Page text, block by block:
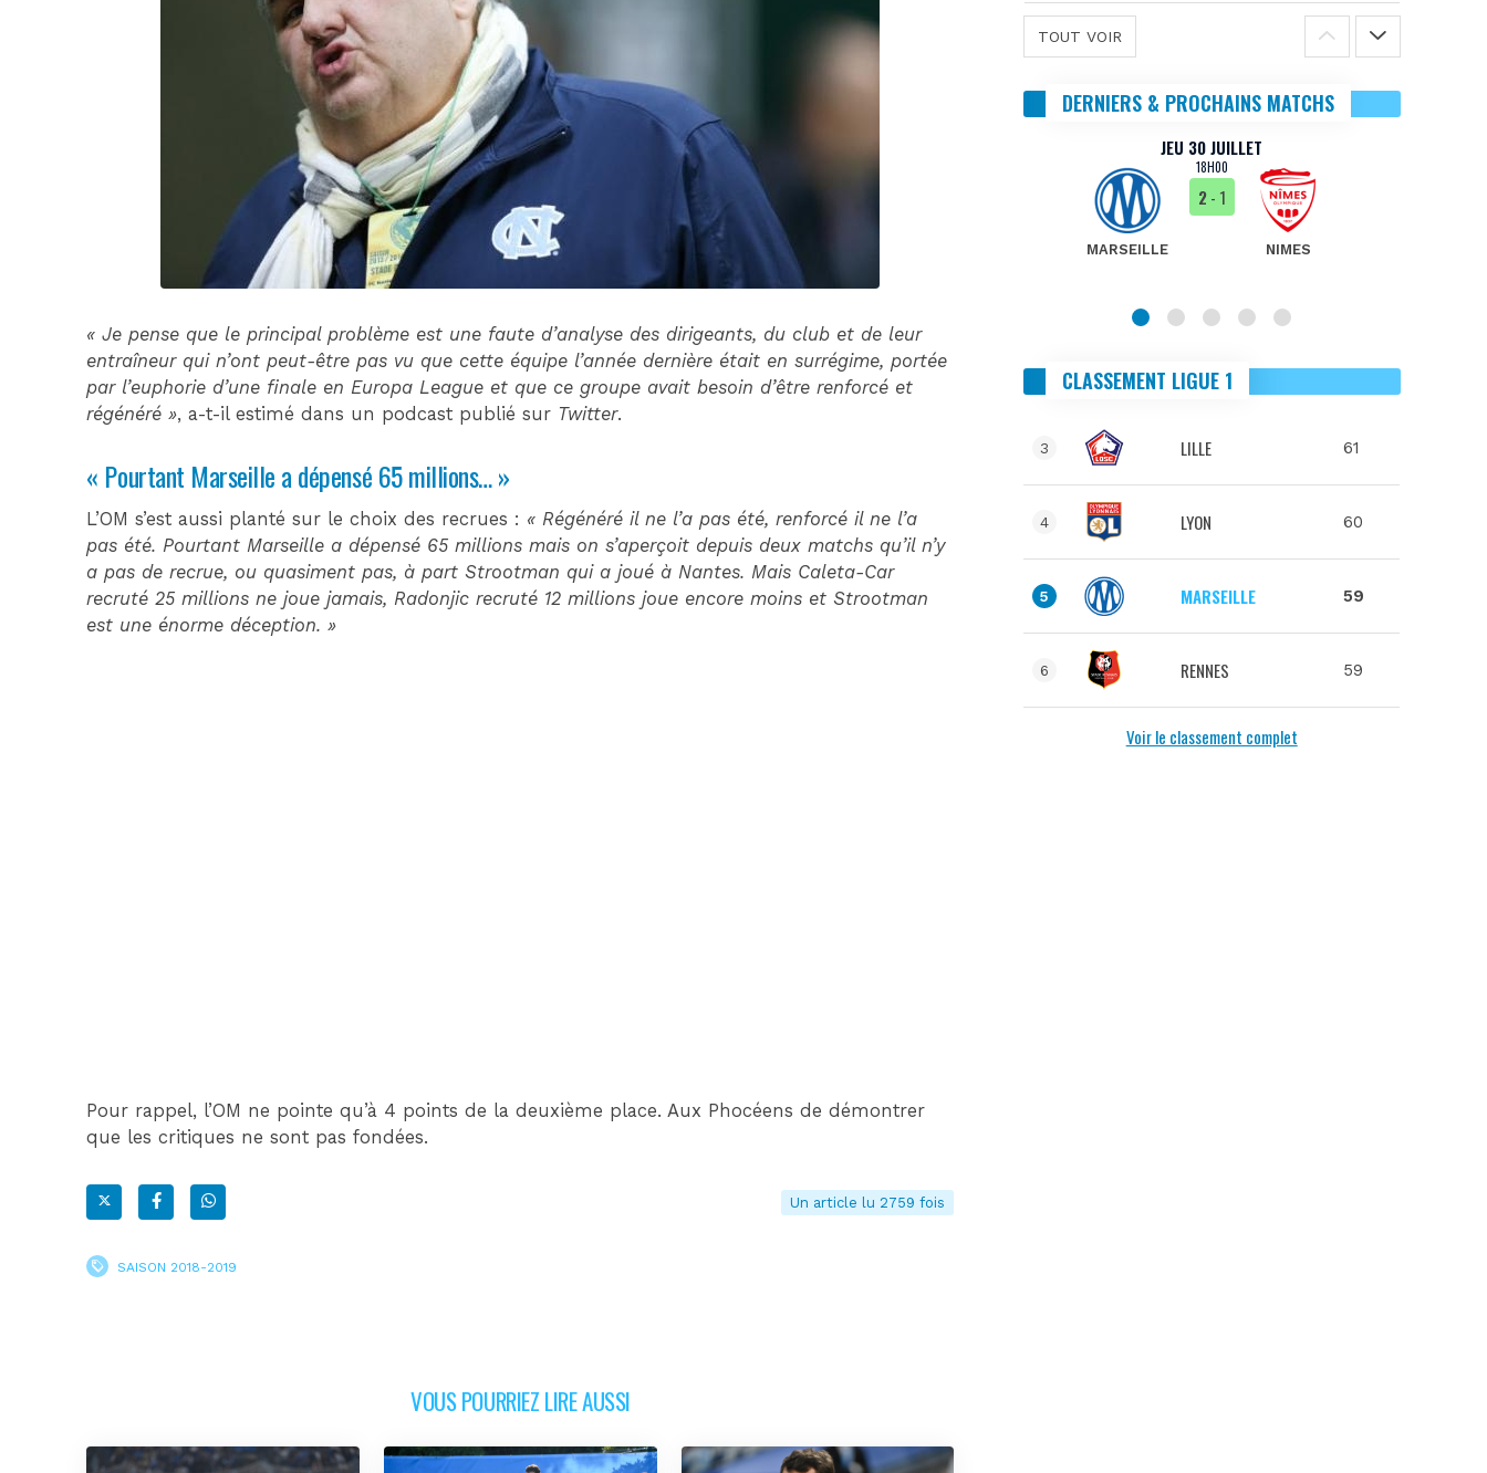
« Je pense que le principal problème est une faute d’analyse des dirigeants, du club et de leur
entraîneur qui n’ont peut-être pas vu que cette équipe l’année dernière était en surrégime, portée
par l’euphorie d’une finale en Europa League et que ce groupe avait besoin d’être renforcé et
régénéré », a-t-il estimé dans un podcast publié sur Twitter.
« Pourtant Marseille a dépensé 65 millions… »
L’OM s’est aussi planté sur le choix des recrues : « Régénéré il ne l’a pas été, renforcé il ne l’a
pas été. Pourtant Marseille a dépensé 65 millions mais on s’aperçoit depuis deux matchs qu’il n’y
a pas de recrue, ou quasiment pas, à part Strootman qui a joué à Nantes. Mais Caleta-Car
recruté 25 millions ne joue jamais, Radonjic recruté 12 millions joue encore moins et Strootman
est une énorme déception. »
Pour rappel, l’OM ne pointe qu’à 4 points de la deuxième place. Aux Phocéens de démontrer
que les critiques ne sont pas fondées.
Un article lu 2759 fois
SAISON 2018-2019
VOUS POURRIEZ LIRE AUSSI
TOUT VOIR
DERNIERS & PROCHAINS MATCHS
DIM 30 AOÛT
MONACO
JEU 30 JUILLET
18H00
MARSEILLE
2- 1
NIMES
CLASSEMENT LIGUE 1
3 LILLE 61
4 LYON 60
5 MARSEILLE 59
6 RENNES 59
Voir le classement complet